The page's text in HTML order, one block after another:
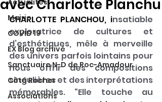
Actualités
Mairie
COVID 19
EX Blog archivé
Sanctuaire N-D de Roc-Amadour
Côté Rocher
Associations
avec Charlotte Planchu
CHARLOTTE PLANCHOU, insatiable
exploratrice de cultures et
d’esthétiques, mêle à merveille
des univers parfois lointains pour
nous offrir des compositions
singulières et des interprétations
mémorables. “Elle touche au